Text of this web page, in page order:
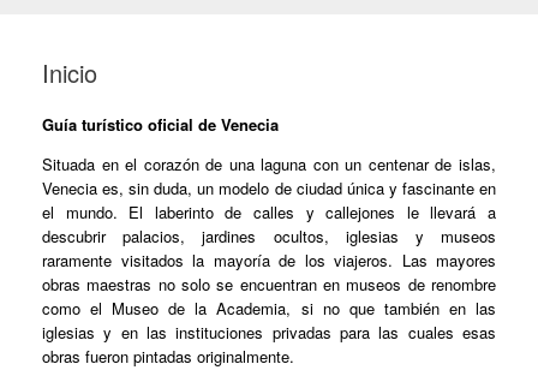
Inicio
Guía turístico oficial de Venecia
Situada en el corazón de una laguna con un centenar de islas,
Venecia es, sin duda, un modelo de ciudad única y fascinante en
el mundo. El laberinto de calles y callejones le llevará a
descubrir palacios, jardines ocultos, iglesias y museos
raramente visitados la mayoría de los viajeros. Las mayores
obras maestras no solo se encuentran en museos de renombre
como el Museo de la Academia, si no que también en las
iglesias y en las instituciones privadas para las cuales esas
obras fueron pintadas originalmente.